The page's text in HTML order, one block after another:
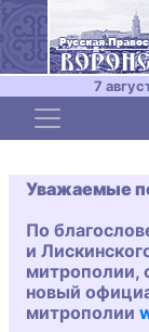
7
Toggle
Уважаемые
По
и
митрополии,
новый
митрополии